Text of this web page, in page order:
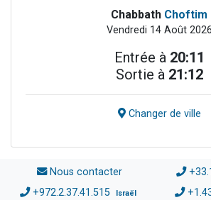
Chabbath Choftim
Vendredi 14 Août 2026
Entrée à 20:11
Sortie à 21:12
Changer de ville
Nous contacter
+972.2.37.41.515 Israël